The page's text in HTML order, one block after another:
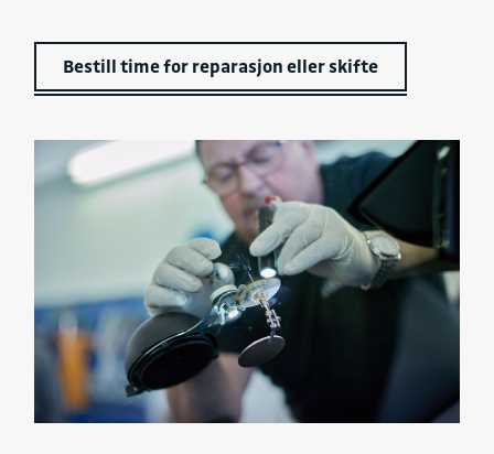
Bestill time for reparasjon eller skifte